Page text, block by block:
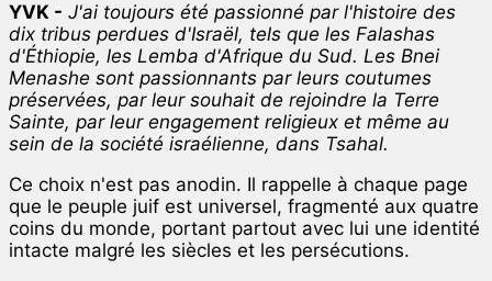
YVK - J'ai toujours été passionné par l'histoire des
dix tribus perdues d'Israël, tels que les Falashas
d'Éthiopie, les Lemba d'Afrique du Sud. Les Bnei
Menashe sont passionnants par leurs coutumes
préservées, par leur souhait de rejoindre la Terre
Sainte, par leur engagement religieux et même au
sein de la société israélienne, dans Tsahal.
Ce choix n'est pas anodin. Il rappelle à chaque page
que le peuple juif est universel, fragmenté aux quatre
coins du monde, portant partout avec lui une identité
intacte malgré les siècles et les persécutions.